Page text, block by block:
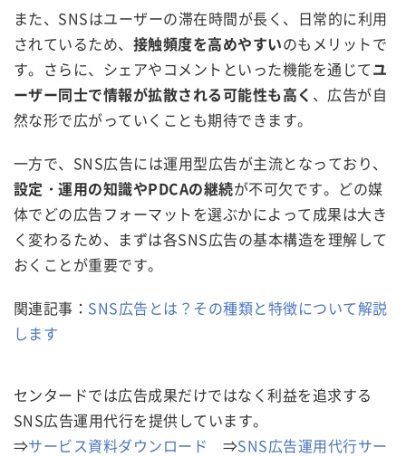
また、SNSはユーザーの滞在時間が長く、日常的に利用
されているため、 接触頻度を高めやすいのもメリットで
す。さらに、シェアやコメントといった機能を通じてユ
ーザー同士で情報が拡散される可能性も高く 、広告が自
然な形で広がっていくことも期待できます。
一方で、SNS広告には運用型広告が主流となっており、
設定・運用の知識やPDCAの継続が不可欠です。どの媒
体でどの広告フォーマットを選ぶかによって成果は大き
く変わるため、まずは各SNS広告の基本構造を理解して
おくことが重要です。
関連記事： SNS広告とは？その種類と特徴について解説
します
センタードでは広告成果だけではなく利益を追求する
SNS広告運用代行を提供しています。
⇒サービス資料ダウンロード ⇒SNS広告運用代行サー